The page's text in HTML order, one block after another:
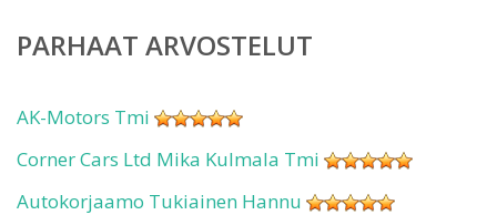
PARHAAT ARVOSTELUT
AK-Motors Tmi
Corner Cars Ltd Mika Kulmala Tmi
Autokorjaamo Tukiainen Hannu